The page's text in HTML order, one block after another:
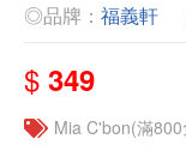
◎品牌： 福義軒
$ 349
Mia C'bon(滿800